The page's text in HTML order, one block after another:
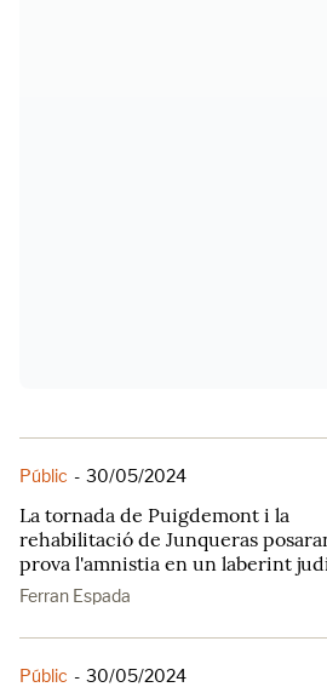
Públic - 30/05/2024
La tornada de Puigdemont i la
rehabilitació de Junqueras
prova l'amnistia en un laberint
Ferran Espada
Públic - 30/05/2024